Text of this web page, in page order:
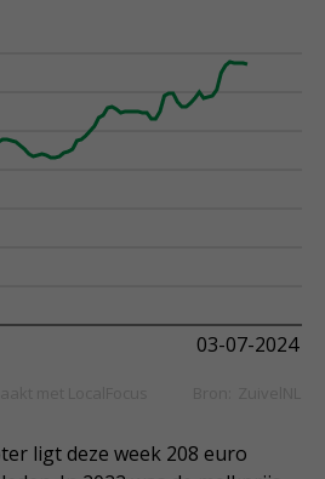
ligt deze week 208 euro